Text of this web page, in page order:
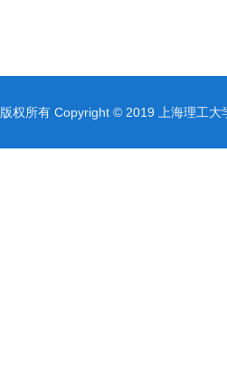
版权所有 Copyright © 2019 上海理工